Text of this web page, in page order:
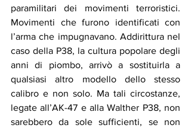
paramilitari dei movimenti terroristici.
Movimenti che furono identificati con
l’arma che impugnavano. Addirittura nel
caso della P38, la cultura popolare degli
anni di piombo, arrivò a sostituirla a
qualsiasi altro modello dello stesso
calibro e non solo. Ma tali circostanze,
legate all’AK-47 e alla Walther P38, non
sarebbero da sole sufficienti, se non